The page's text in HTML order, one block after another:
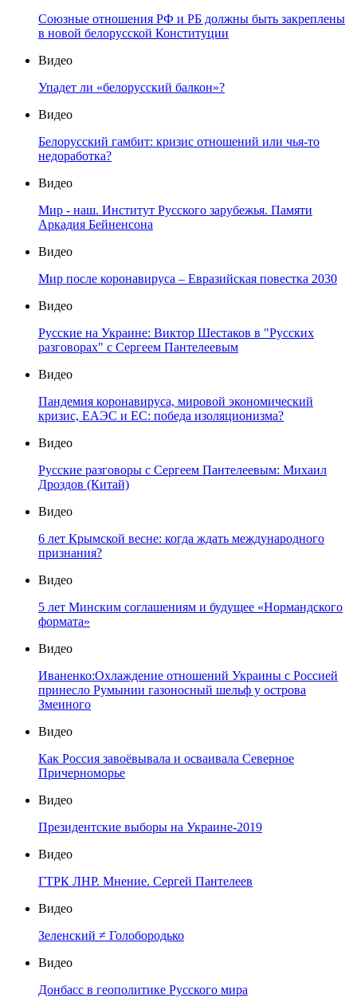
Союзные отношения РФ и РБ должны быть закреплены
в новой белорусской Конституции
Видео
Упадет ли «белорусский балкон»?
Видео
Белорусский гамбит: кризис отношений или чья-то
недоработка?
Видео
Мир - наш. Институт Русского зарубежья. Памяти
Аркадия Бейненсона
Видео
Мир после коронавируса – Евразийская повестка 2030
Видео
Русские на Украине: Виктор Шестаков в "Русских
разговорах" с Сергеем Пантелеевым
Видео
Пандемия коронавируса, мировой экономический
кризис, ЕАЭС и ЕС: победа изоляционизма?
Видео
Русские разговоры с Сергеем Пантелеевым: Михаил
Дроздов (Китай)
Видео
6 лет Крымской весне: когда ждать международного
признания?
Видео
5 лет Минским соглашениям и будущее «Нормандского
формата»
Видео
Иваненко:Охлаждение отношений Украины с Россией
принесло Румынии газоносный шельф у острова
Змеиного
Видео
Как Россия завоёвывала и осваивала Северное
Причерноморье
Видео
Президентские выборы на Украине-2019
Видео
ГТРК ЛНР. Мнение. Сергей Пантелеев
Видео
Зеленский ≠ Голобородько
Видео
Донбасс в геополитике Русского мира